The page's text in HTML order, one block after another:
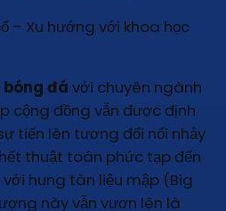
– Xu hướng với khoa học
đá với chuyên ngành
cộng đồng vẫn được định
tiến lên tương đối nổi nhảy
thuật toán phức tạp đến
hung tàn liệu mập (Big
này vẫn vươn lên là